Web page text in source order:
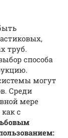
труб.
способа
могут
Среди
мере
с